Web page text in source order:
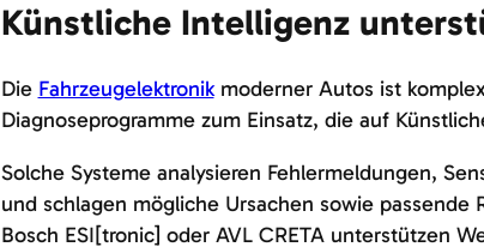
Künstliche Intelligenz
Die Fahrzeugelektronikmoderner Autos ist
Diagnoseprogramme zum Einsatz, die auf
Solche Systeme analysieren Fehlermeldungen,
und schlagen mögliche Ursachen sowie passende
Bosch ESI[tronic] oder AVL CRETA unterstützen